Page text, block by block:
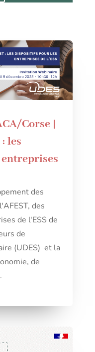
Corse |
les
des
des
de l'ESS de
de
(UDES) et la
de